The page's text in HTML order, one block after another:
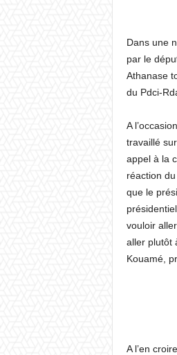
Dans une
par le
Athanase
du Pdci-
A
travaillé
appel à la
réaction
que le
vouloir
aller plutôt
Kouamé,
A l’en